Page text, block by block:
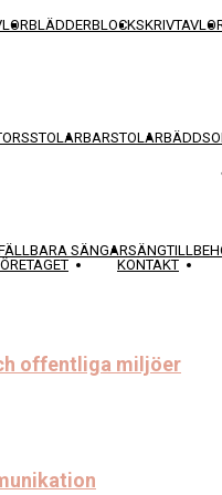
BLÄDDERBLOCK
BARSTOLAR
SÄNGAR
KONTAKT
offentliga miljöer